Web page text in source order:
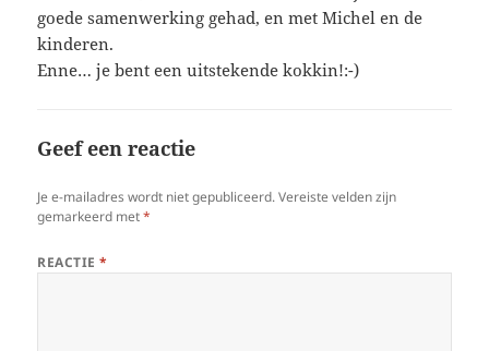
goede samenwerking gehad, en met Michel en de
kinderen.
Enne… je bent een uitstekende kokkin!:-)
Geef een reactie
Je e-mailadres wordt niet gepubliceerd. Vereiste velden zijn
gemarkeerd met*
REACTIE*